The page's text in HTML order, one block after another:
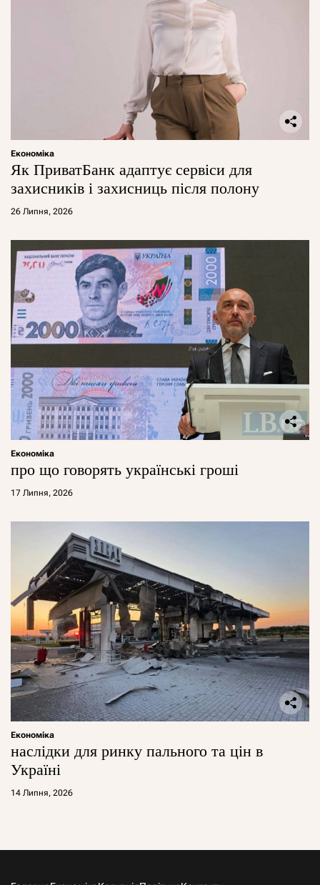
Економіка
Як ПриватБанк адаптує сервіси для
захисників і захисниць після полону
26 Липня, 2026
Економіка
про що говорять українські гроші
17 Липня, 2026
Економіка
наслідки для ринку пального та цін в
Україні
14 Липня, 2026